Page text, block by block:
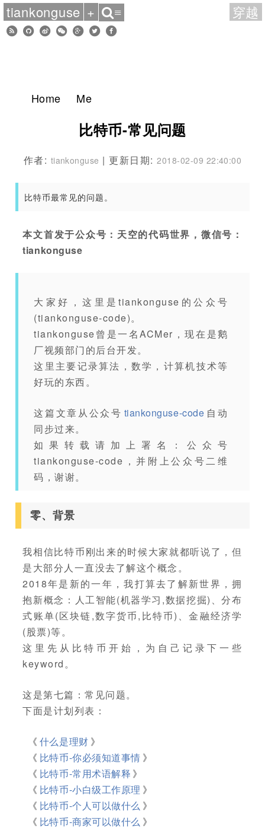
Home Me
比特币-常见问题
作者: tiankonguse | 更新日期:2018-02-09 22:40:00
比特币最常见的问题。
本文首发于公众号：天空的代码世界，微信号：
tiankonguse
大家好，这里是tiankonguse的公众号
(tiankonguse-code)。
tiankonguse曾是一名ACMer，现在是鹅
厂视频部门的后台开发。
这里主要记录算法，数学，计算机技术等
好玩的东西。
这篇文章从公众号 tiankonguse-code 自动
同步过来。
如果转载请加上署名：公众号
tiankonguse-code，并附上公众号二维
码，谢谢。
零、背景
我相信比特币刚出来的时候大家就都听说了，但
是大部分人一直没去了解这个概念。
2018年是新的一年，我打算去了解新世界，拥
抱新概念：人工智能(机器学习,数据挖掘)、分布
式账单(区块链,数字货币,比特币)、金融经济学
(股票)等。
这里先从比特币开始，为自己记录下一些
keyword。
这是第七篇：常见问题。
下面是计划列表：
《 什么是理财 》
《 比特币-你必须知道事情 》
《 比特币-常用术语解释 》
《 比特币-小白级工作原理 》
《 比特币-个人可以做什么 》
《 比特币-商家可以做什么 》
tiankonguse + ≡ 穿越